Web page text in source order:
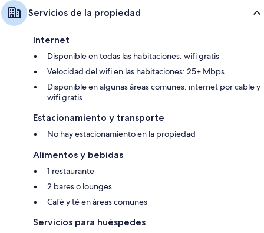
Servicios de la propiedad
Internet
Disponible en todas las habitaciones: wifi gratis
Velocidad del wifi en las habitaciones: 25+ Mbps
Disponible en algunas áreas comunes: internet por cable y
wifi gratis
Estacionamiento y transporte
No hay estacionamiento en la propiedad
Alimentos y bebidas
1 restaurante
2 bares o lounges
Café y té en áreas comunes
Servicios para huéspedes